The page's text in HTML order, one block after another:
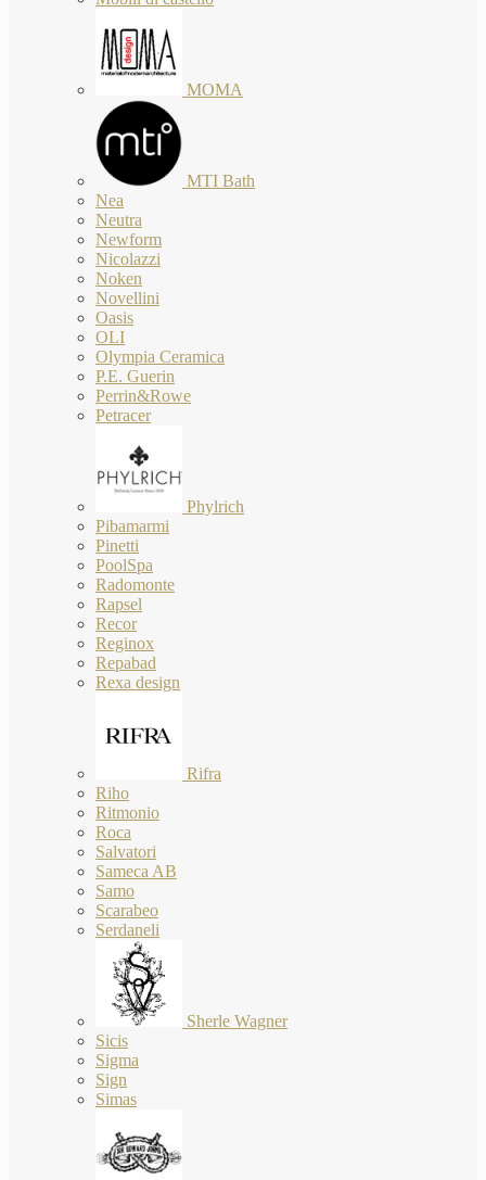
MOMA
MTI Bath
Nea
Neutra
Newform
Nicolazzi
Noken
Novellini
Oasis
OLI
Olympia Ceramica
P.E. Guerin
Perrin&Rowe
Petracer
Phylrich
Pibamarmi
Pinetti
PoolSpa
Radomonte
Rapsel
Recor
Reginox
Repabad
Rexa design
Rifra
Riho
Ritmonio
Roca
Salvatori
Sameca AB
Samo
Scarabeo
Serdaneli
Sherle Wagner
Sicis
Sigma
Sign
Simas